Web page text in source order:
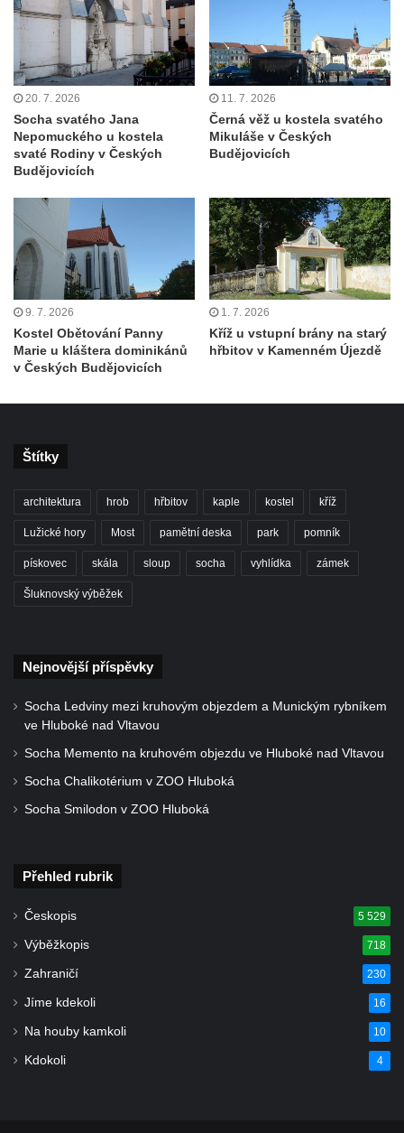
Kenotaf Augusta Michela na hřbitově v
Benešově nad Ploučnicí
Hrob Šumových na hřbitově v Benešově
nad Ploučnicí
Hrob Theodora Sommera na hřbitově v
Benešově nad Ploučnicí
Hrob Wendelina Janiche na hřbitově v
Benešově nad Ploučnicí
Hrob Christodoulona Panayiotise na
hřbitově v Benešově nad Ploučnicí
Hrob Franze Wünsche na hřbitově v
Benešově nad Ploučnicí
Pamětní desky obětem 1. světové války v
kapli Panny Marie Bolestné v Benešově
nad Ploučnicí
Pamětní deska Samuela Fullera na zámku
Hrob Pavla Patušnika na hřbitově Šumburk
nad Desnou v Tanvaldu
Hrob sovětských dětí na hřbitově Šumburk
Kenotaf Josefa Staritze na hřbitově ve
Hrob Antona Reintsche na hřbitově ve
Hrob rodiny Klingerových na hřbitově ve
Starých Křečanech
Pomník obětem 1. světové války v
Křečanech
Pomník Theodora Körnera v Tyršově ulici v
MÚ v ulici 2. polské armády v Rumburku
20. 7. 2026
Socha svatého Jana
Nepomuckého u kostela
svaté Rodiny v Českých
Budějovicích
11. 7. 2026
Černá věž u kostela svatého
Mikuláše v Českých
Budějovicích
9. 7. 2026
Kostel Obětování Panny
Marie u kláštera dominikánů
v Českých Budějovicích
1. 7. 2026
Kříž u vstupní brány na starý
hřbitov v Kamenném Újezdě
Štítky
architektura hrob hřbitov kaple kostel kříž
Lužické hory Most pamětní deska park pomník
pískovec skála sloup socha vyhlídka zámek
Šluknovský výběžek
Nejnovější příspěvky
Socha Ledviny mezi kruhovým objezdem a Munickým rybníkem
ve Hluboké nad Vltavou
Socha Memento na kruhovém objezdu ve Hluboké nad Vltavou
Socha Chalikotérium v ZOO Hluboká
Socha Smilodon v ZOO Hluboká
Přehled rubrik
Českopis 5 529
Výběžkopis 718
Zahraničí 230
Jíme kdekoli 16
Na houby kamkoli 10
Kdokoli 4